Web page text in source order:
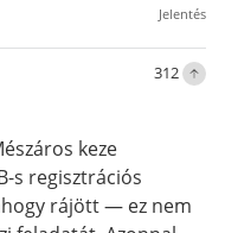
Jelentés
312
keze
s regisztrációs
rájött — ez nem